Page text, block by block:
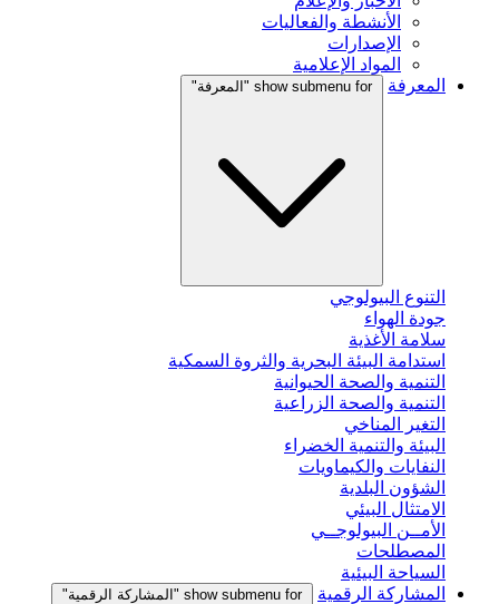
الأنشطة والفعاليات
الإصدارات
المواد الإعلامية
المعرفة
show submenu for "المعرفة"
التنوع البيولوجي
جودة الهواء
سلامة الأغذية
استدامة البيئة البحرية والثروة السمكية
التنمية والصحة الحيوانية
التنمية والصحة الزراعية
التغير المناخي
البيئة والتنمية الخضراء
النفايات والكيماويات
الشؤون البلدية
الامتثال البيئي
الأمــن البيولوجــي
المصطلحات
السياحة البيئية
المشاركة الرقمية
show submenu for "المشاركة الرقمية"